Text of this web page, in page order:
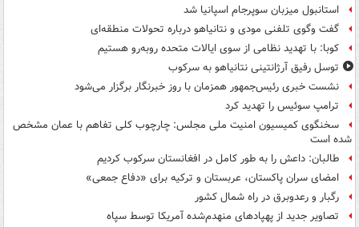
استانبول میزبان سوپرجام اسپانیا شد
گفت وگوی تلفنی مودی و نتانیاهو درباره تحولات منطقه‌ای
کوبا: با تهدید نظامی از سوی ایالات متحده روبه‌رو هستیم
توسل رفیق آرژانتینی نتانیاهو به سرکوب
نشست خبری رئیس‌جمهور همزمان با روز خبرنگار برگزار می‌شود
ترامپ سوئیس را تهدید کرد
سخنگوی کمیسیون امنیت ملی مجلس: چارچوب کلی تفاهم با عمان مشخص
شده است
طالبان: داعش را به طور کامل در افغانستان سرکوب کردیم
امضای سران پاکستان، عربستان و ترکیه برای «دفاع جمعی»
رگبار و رعدوبرق در راه شمال کشور
تصاویر جدید از پهپادهای منهدم‌شده آمریکا توسط سپاه